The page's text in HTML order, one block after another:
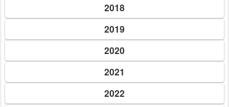
2018
2019
2020
2021
2022